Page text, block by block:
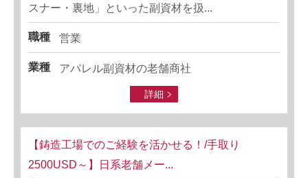
スナー・裏地」といった副資材を扱...
職種 営業
業種 アパレル副資材の老舗商社
詳細
【鋳造工場でのご経験を活かせる！/手取り
2500USD～】日系老舗メー...